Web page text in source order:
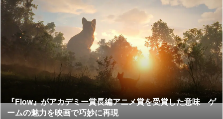
『Flow』がアカデミー賞長編アニメ賞を受賞した意味 ゲ
ームの魅力を映画で巧妙に再現